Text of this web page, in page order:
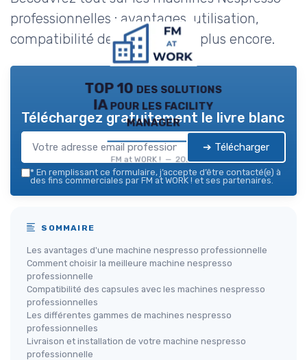
professionnelles : avantages, utilisation,
compatibilité des capsules, et plus encore.
TOP 10 des solutions
IA pour les facility
manager
FM at WORK ! — 2026
Téléchargez gratuitement le livre blanc
➔ Télécharger
* En remplissant ce formulaire, j’accepte d’être contacté(e) à
des fins commerciales par FM at WORK ! et ses partenaires.
SOMMAIRE
Les avantages d'une machine nespresso professionnelle
Comment choisir la meilleure machine nespresso
professionnelle
Compatibilité des capsules avec les machines nespresso
professionnelles
Les différentes gammes de machines nespresso
professionnelles
Livraison et installation de votre machine nespresso
professionnelle